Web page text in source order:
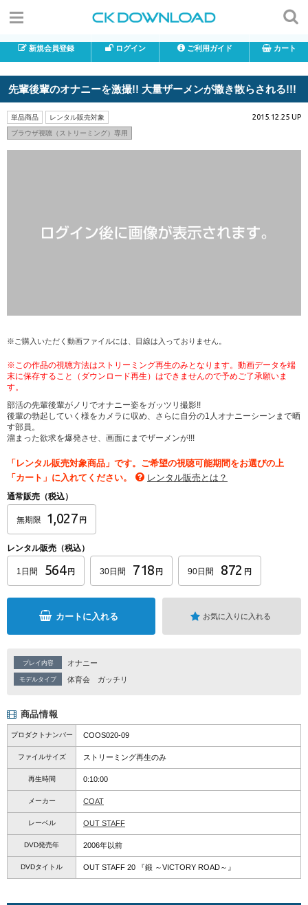
新規会員登録 ログイン ご利用ガイド カート
先輩後輩のオナニーを激撮!! 大量ザーメンが撒き散らされる!!!
単品商品 レンタル販売対象
ブラウザ視聴（ストリーミング）専用
2015.12.25 UP
※ご購入いただく動画ファイルには、目線は入っておりません。
※この作品の視聴方法はストリーミング再生のみとなります。動画データを端
末に保存すること（ダウンロード再生）はできませんので予めご了承願いま
す。
部活の先輩後輩がノリでオナニー姿をガッツリ撮影!!
後輩の勃起していく様をカメラに収め、さらに自分の1人オナニーシーンまで晒
す部員。
溜まった欲求を爆発させ、画面にまでザーメンが!!!
「レンタル販売対象商品」です。ご希望の視聴可能期間をお選びの上
「カート」に入れてください。
レンタル販売とは？
通常販売（税込）
無期限 1,027 円
レンタル販売（税込）
1日間 564 円 30日間 718 円 90日間 872 円
カートに入れる お気に入りに入れる
プレイ内容 オナニー
モデルタイプ 体育会 ガッチリ
商品情報
プロダクトナンバー COOS020-09
ファイルサイズ ストリーミング再生のみ
再生時間 0:10:00
メーカー COAT
レーベル OUT STAFF
DVD発売年 2006年以前
DVDタイトル OUT STAFF 20 『鍛 ～VICTORY ROAD～』